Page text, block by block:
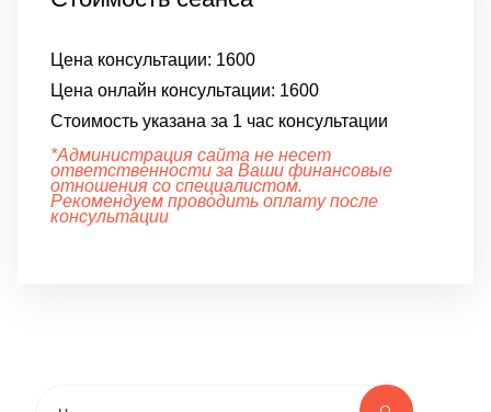
Цена консультации: 1600
Цена онлайн консультации: 1600
Стоимость указана за 1 час консультации
*Администрация сайта не несет
ответственности за Ваши финансовые
отношения со специалистом.
Рекомендуем проводить оплату после
консультации